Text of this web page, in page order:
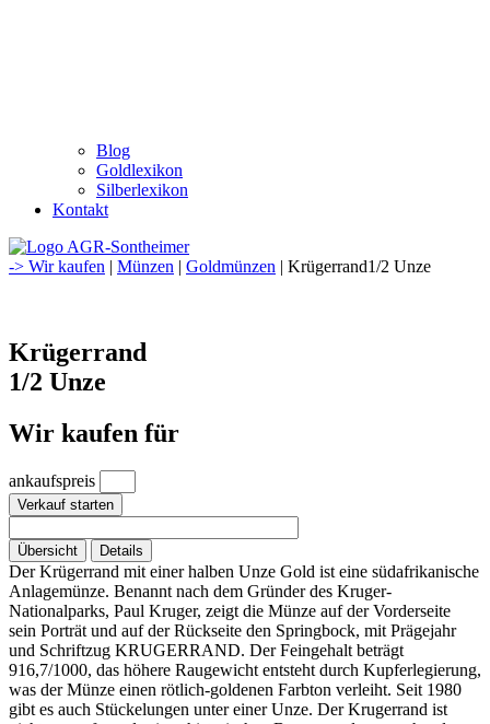
Blog
Goldlexikon
Silberlexikon
Kontakt
-> Wir kaufen | Münzen | Goldmünzen | Krügerrand1/2 Unze
Krügerrand
1/2 Unze
Wir kaufen für
ankaufspreis
Verkauf starten
Übersicht Details
Der Krügerrand mit einer halben Unze Gold ist eine südafrikanische
Anlagemünze. Benannt nach dem Gründer des Kruger-
Nationalparks, Paul Kruger, zeigt die Münze auf der Vorderseite
sein Porträt und auf der Rückseite den Springbock, mit Prägejahr
und Schriftzug KRUGERRAND. Der Feingehalt beträgt
916,7/1000, das höhere Raugewicht entsteht durch Kupferlegierung,
was der Münze einen rötlich-goldenen Farbton verleiht. Seit 1980
gibt es auch Stückelungen unter einer Unze. Der Krugerrand ist